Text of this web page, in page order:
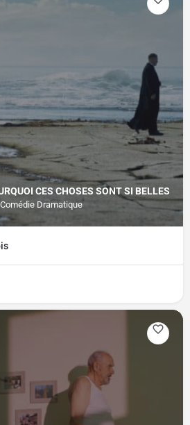
CES CHOSES SONT SI BELLES
Comédie Dramatique